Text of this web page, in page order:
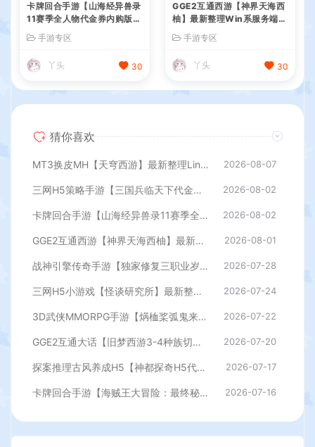
卡牌回合手游【山海经异兽录
11赛季全人物代金券内购版】
最新整理WIN系服务端+授权
GM后台+管理后台+热更修改
工具+安卓+详细搭建教程
手游专区
丫头 30
GGE2互通西游【神界天海西
柚】最新整理Win系服务端
+安卓苹果PC三端+内置GM
工具+全套源码+详细搭建教
程
手游专区
丫头 30
猜你喜欢
MT3换皮MH【天穹西游】最新整理Linux手工服务端+安卓苹果双端+GM后台+详细搭建教程+全套源码+视频教程 2026-08-07
三网H5策略手游【三国兵临天下代金券内购七合修复版】最新整理单机一键即玩镜像端+Linux手工服务端+管理后台+GM授权后台+简易安卓客户端+详细搭建教程+视频教程 2026-08-02
卡牌回合手游【山海经异兽录11赛季全人物代金券内购版】最新整理WIN系服务端+授权GM后台+管理后台+热更修改工具+安卓+详细搭建教程 2026-08-02
GGE2互通西游【神界天海西柚】最新整理Win系服务端+安卓苹果PC三端+内置GM工具+全套源码+详细搭建教程 2026-08-01
战神引擎传奇手游【独家修复三职业岁月无限刀-白猪3.0】最新整理Win系特色服务端+安卓苹果双端+GM授权后台+详细搭建教程 2026-07-28
三网H5小游戏【怪谈研究所】最新整理WIN系服务端+Linux手工服务端+详细搭建教程 2026-07-24
3D武侠MMORPG手游【焫桖桨弧鬼来7职业精修代金券内购版】最新整Linux手工服务端+安卓苹果双端+CDK授权后台+详细搭建教程 2026-07-22
GGE2互通大话【旧梦西游3-4种族切换】最新整理Win系服务端+安卓PC互通客户端+内置GM工具+全套源码+详细搭建教程 2026-07-20
探案推理古风养成H5【神都探奇H5代金券内购版】最新整理单机一键即玩镜像端+Linux手工服务端+CDK授权后台+详细搭建教程 2026-07-17
卡牌回合手游【海贼王大冒险：最终秘宝多区跨服版】最新整理单机一键即玩镜像端+Linux手工服务端+管理后台+CDK授权后台+安卓+详细搭建教程 2026-07-16